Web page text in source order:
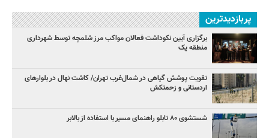
پربازدیدترین
برگزاری آیین نکوداشت فعالان مواکب مرز شلمچه توسط شهرداری
منطقه یک
تقویت پوشش گیاهی در شمال‌غرب تهران/ کاشت نهال در بلوارهای
اردستانی و زحمتکش
شستشوی ۸۰ تابلو راهنمای مسیر با استفاده از بالابر